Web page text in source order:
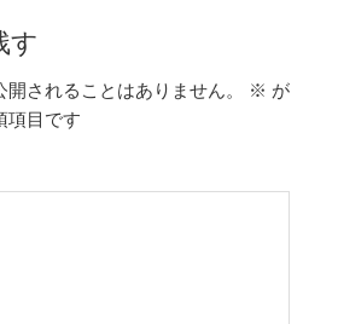
す
されることはありません。 ※ が
項目です